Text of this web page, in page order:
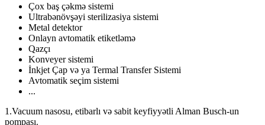
Çox baş çəkmə sistemi
Ultrabənövşəyi sterilizasiya sistemi
Metal detektor
Onlayn avtomatik etiketləmə
Qazçı
Konveyer sistemi
İnkjet Çap və ya Termal Transfer Sistemi
Avtomatik seçim sistemi
...
1.Vacuum nasosu, etibarlı və sabit keyfiyyətli Alman Busch-un
pompası.